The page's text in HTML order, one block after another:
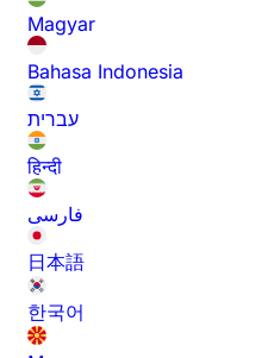
Magyar
Bahasa Indonesia
עברית
हिन्दी
فارسی
日本語
한국어